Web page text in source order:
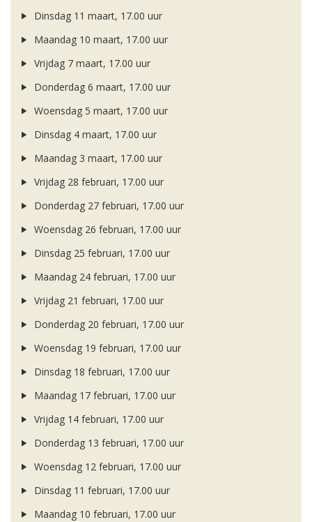
Dinsdag 11 maart, 17.00 uur
Maandag 10 maart, 17.00 uur
Vrijdag 7 maart, 17.00 uur
Donderdag 6 maart, 17.00 uur
Woensdag 5 maart, 17.00 uur
Dinsdag 4 maart, 17.00 uur
Maandag 3 maart, 17.00 uur
Vrijdag 28 februari, 17.00 uur
Donderdag 27 februari, 17.00 uur
Woensdag 26 februari, 17.00 uur
Dinsdag 25 februari, 17.00 uur
Maandag 24 februari, 17.00 uur
Vrijdag 21 februari, 17.00 uur
Donderdag 20 februari, 17.00 uur
Woensdag 19 februari, 17.00 uur
Dinsdag 18 februari, 17.00 uur
Maandag 17 februari, 17.00 uur
Vrijdag 14 februari, 17.00 uur
Donderdag 13 februari, 17.00 uur
Woensdag 12 februari, 17.00 uur
Dinsdag 11 februari, 17.00 uur
Maandag 10 februari, 17.00 uur